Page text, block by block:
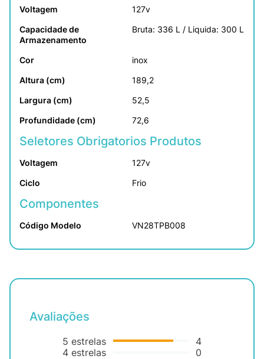
Voltagem
127v
Capacidade de
Armazenamento
Bruta: 336 L / Liquida: 300 L
Cor
inox
Altura (cm)
189,2
Largura (cm)
52,5
Profundidade (cm)
72,6
Seletores Obrigatorios Produtos
Voltagem
127v
Ciclo
Frio
Componentes
Código Modelo VN28TPB008
Avaliações
5 estrelas
4 estrelas
4
0